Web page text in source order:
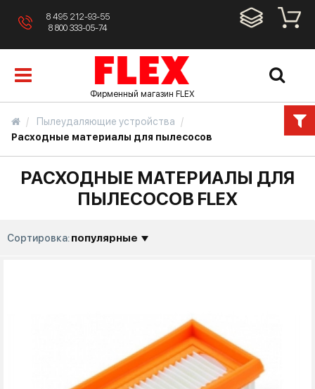
8 495 212-93-55
8 800 333-05-74
Фирменный магазин FLEX
Пылеудаляющие устройства
Расходные материалы для пылесосов
РАСХОДНЫЕ МАТЕРИАЛЫ ДЛЯ
ПЫЛЕСОСОВ FLEX
Сортировка:популярные